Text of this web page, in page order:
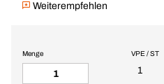
Weiterempfehlen
VPE / ST
1
Menge